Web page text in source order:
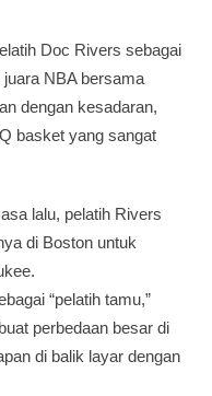
Doc Rivers sebagai
juara NBA bersama
dengan kesadaran,
basket yang sangat
lalu, pelatih Rivers
di Boston untuk
“pelatih tamu,”
perbedaan besar di
di balik layar dengan